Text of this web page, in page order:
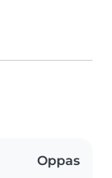
Oppas